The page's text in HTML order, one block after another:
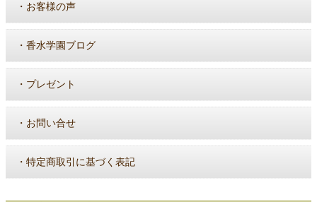
・ お客様の声
・ 香水学園ブログ
・ プレゼント
・ お問い合せ
・ 特定商取引に基づく表記